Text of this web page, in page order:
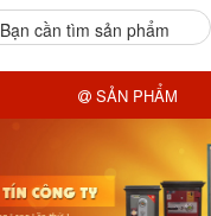
Bạn cần tìm sản phẩm
SẢN PHẨM